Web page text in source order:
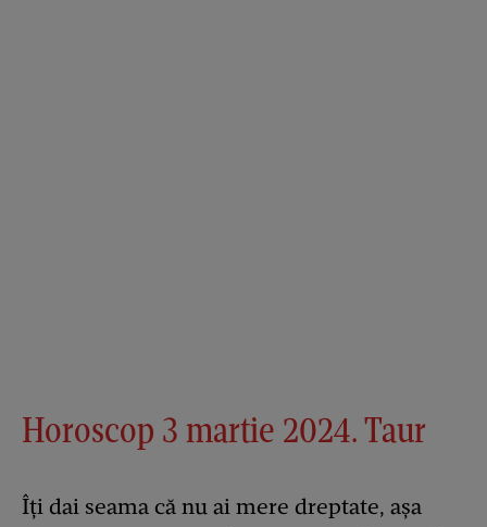
Horoscop 3 martie 2024. Taur
Îți dai seama că nu ai mere dreptate, așa